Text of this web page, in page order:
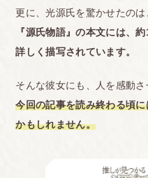
更に、光源氏を驚かせたのは
『源氏物語』の本文には、
詳しく描写されています。
そんな彼女にも、人を感動さ
今回の記事を読み終わる頃
かもしれません。